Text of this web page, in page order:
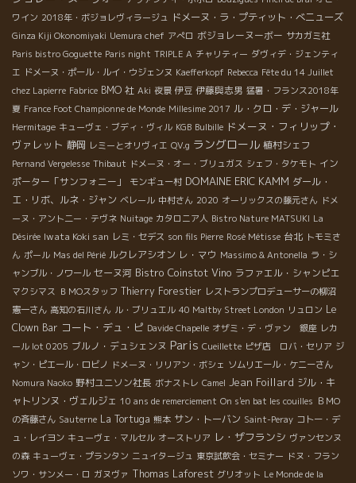
ワイン 2018年・ボジョレヴィラージュ ドメーヌ・ラ・プティット・べニューズ
Ginza Kiji Okonomiyaki Uemura chef アぺロ ボジョレーヌーボー サカガミ社
Paris bistro Goguette Paris night TRIPLE A チャリティー ダヴィデ・ジェンティ
エ ドメーヌ・ポール・ルイ・ウジェンヌ Kaefferkopf Rebecca Fête du 14 Juillet
chez Lapierre Fabrice BMO 社 Aki 夜景 伊豆 伊藤與志男 猛暑・フランス2018年
夏 France Foot Championne de Monde Millesime 2017 ル・クロ・デ・ジャール
Hermitage キューヴェ・ブディ・ヴィル KGB Bulbille ドメーヌ・フィリップ・
ヴァレット 静岡 レミーとオリヴィエ QV.g ラングロール 植村シェフ
Pernand Vergelesse Thibaut ドメーヌ・オー・ブリュガス シェフ・タケモト イン
ポーター「サンフォニー」
モンギュー村 DOMAINE ERIC KAMM ダール・
エ・リボ、ルネ・ジャン ベレール 中村さん 2020 オーリックスの藤元さん ドメ
ーヌ・アント二ー・テヴネ Nuitage カタロニア人 Bistro Nature MATSUKI La
Désirée Iwata Koki san レミ・セデス son fils Pierre Rosé Métisse 台北 トモミさ
ん ポール Mas del Périé ルクレアシオン レ・マウ Massimo & Antonella ラ・シ
ャンブル・ノワール セーヌ河 Bistro Coinstot Vino ラファエル・シャンピエ
マクシマス ＢＭОスタッフ Thierry Forestier レストランプロデューサーの柳沼
憲一さん 高知の石川さん ル・ブリュエル 40 Maltby Street London リュロン Le
Clown Bar コート・デュ・ピ Davide Chapelle オザミ・デ・ヴァン 銀座 レカ
ール lot 0205 ブルノ・デュシェンヌ Paris Cueillette ピザ店 ロバ・セリア ジ
ャン・ピエール・ロビノ ドメーヌ・リリアン・ボシェ ソムリエール・ケニーさん
Nomura Naoko 野村ユニソン社長 ボナストレ Camel Jean Foillard ジル・キ
ャトリンヌ・ヴェルジェ 10 ans de remerciement On s'en bat les couilles ＢＭО
の斉藤さん Sauterne La Tortuga 熊本 サン・トーバン Saint-Peray コトー・デ
ュ・レイヨン キューヴェ・マルセル オーストリア レ・ザフランシ ヴァンセンヌ
の森 キューヴェ・プランタン ニュイタージュ 東京試飲会・セミナー ドヌ・フラン
ソワ・サンメー・ロ ガヌヴァ Thomas Laforest グリオット Le Monde de la